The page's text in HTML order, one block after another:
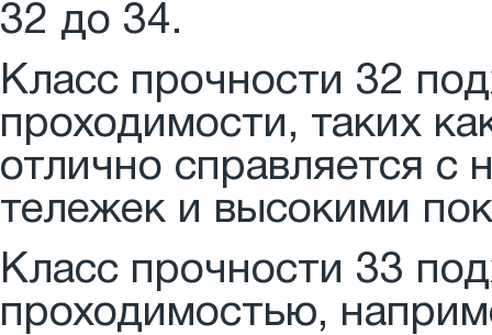
32 до 34.
Класс прочности 32
проходимости, таких
отлично справляется с
тележек и высокими
Класс прочности 33
проходимостью,